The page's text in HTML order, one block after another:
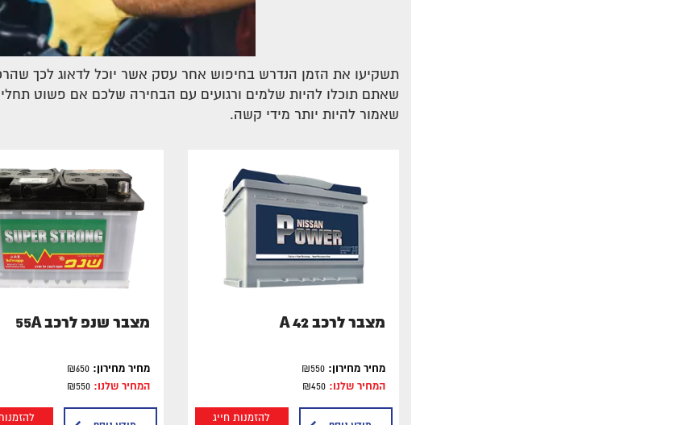
תשקיעו את הזמן הנדרש בחיפוש אחר עסק אשר יוכל לדאוג לכך
שאתם תוכלו להיות שלמים ורגועים עם הבחירה שלכם אם פשוט
שאמור להיות יותר מידי קשה.
מצבר לרכב A 42
מחיר מחירון:
המחיר שלנו:
להזמנות חייג
מצבר שנפ לרכב 55A
מחיר מחירון:
המחיר שלנו: